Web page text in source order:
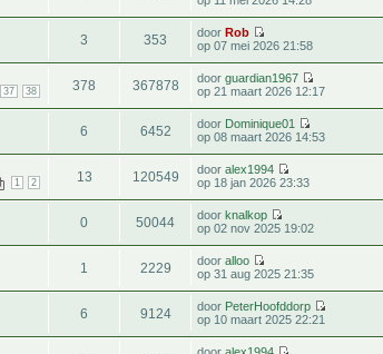
3 353 doorRob
op 07 mei 2026 21:58
37 38 378 367878 doorguardian1967
op 21 maart 2026 12:17
6 6452 door Dominique01
op 08 maart 2026 14:53
1 2 13 120549 dooralex1994
op 18 jan 2026 23:33
0 50044 doorknalkop
op 02 nov 2025 19:02
1 2229 dooralloo
op 31 aug 2025 21:35
6 9124 door PeterHoofddorp
op 10 maart 2025 22:21
dooralex1994